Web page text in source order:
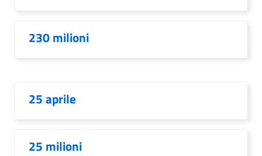
230 milioni
25 aprile
25 milioni